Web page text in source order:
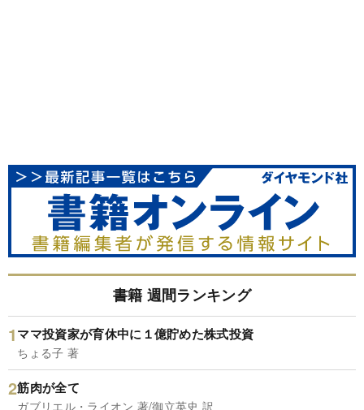
書籍 週間ランキング
ママ投資家が育休中に１億貯めた株式投資
ちょる子 著
筋肉が全て
ガブリエル・ライオン 著/御立英史 訳